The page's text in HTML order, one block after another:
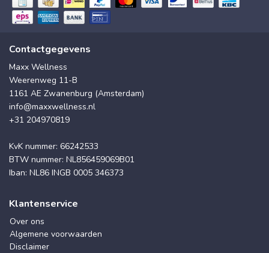
Contactgegevens
Maxx Wellness
Weerenweg 11-B
1161 AE Zwanenburg (Amsterdam)
info@maxxwellness.nl
+31 204970819
KvK nummer: 66242533
BTW nummer: NL856459069B01
Iban: NL86 INGB 0005 346373
Klantenservice
Over ons
Algemene voorwaarden
Disclaimer